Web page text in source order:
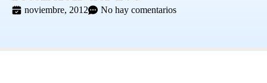
noviembre, 2012 No hay comentarios